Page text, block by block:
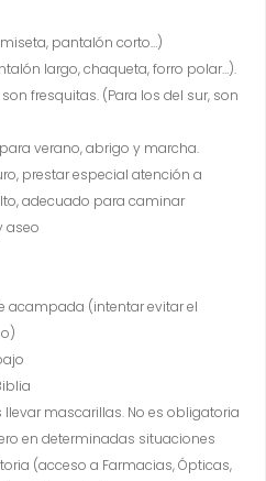
pantalón corto…)
largo, chaqueta, forro polar…).
fresquitas. (Para los del sur, son
verano, abrigo y marcha.
prestar especial atención a
adecuado para caminar
aseo
acampada (intentar evitar el
llevar mascarillas. No es obligatoria
en determinadas situaciones
(acceso a Farmacias, Ópticas,